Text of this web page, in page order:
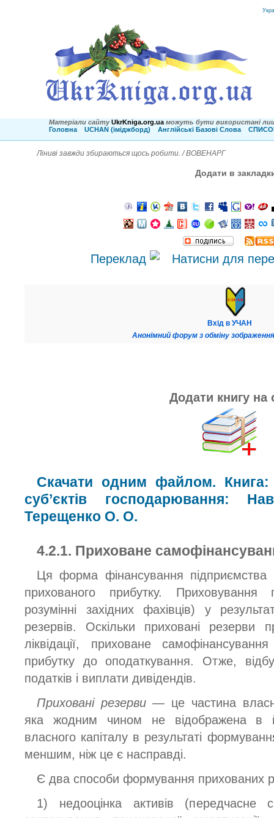
Матеріали сайту UkrKniga.org.ua можуть бути використані
Головна
UCHAN (іміджборд) Англійські Базові Слова
Ліниві завжди збираються щось робити. / ВОВЕНАРГ
Додати в
Переклад
Вхід в УЧАН
Анонімний форум з обміну
Додати книгу на
Скачати одним файлом. Книга:
суб’єктів господарювання:
Терещенко О. О.
4.2.1. Приховане
Ця форма фінансування підприємства
прихованого прибутку. Приховування
розумінні західних фахівців) у
резервів. Оскільки приховані
ліквідації, приховане
прибутку до оподаткування. Отже,
податків і виплати дивідендів.
Приховані резерви— це частина
яка жодним чином не відображена в
власного капіталу в результаті
меншим, ніж це є насправді.
Є два способи формування прихованих
1) недооцінка активів (передчасне